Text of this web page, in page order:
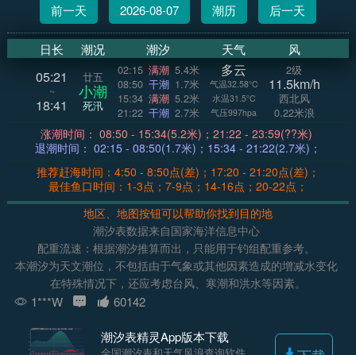
前一天 2026-08-07 潮历 后一天
日长 潮况 潮汐 天气 风
05:21
~
18:41
廿五
小潮
死汛
02:15 满潮 5.4米
08:50 干潮 1.7米
15:34 满潮 5.2米
21:22 干潮 2.7米
多云
气温32.58°C
水温31.5°C
气压997hpa
2级
11.5km/h
西北风
0.22米浪
涨潮时间： 08:50 - 15:34(5.2米)；21:22 - 23:59(??米)
退潮时间： 02:15 - 08:50(1.7米)；15:34 - 21:22(2.7米)；
推荐赶海时间：4:50 - 8:50点(差)；17:20 - 21:20点(差)；
最佳鱼口时间：1-3点；7-9点；14-16点；20-22点；
地区、地图按钮可以帮助你找到目的地
潮汐表数据来自国家海洋信息中心
配重流速：根据潮汐推算而出，只能用于钓组配重参考。
本潮汐为天文潮位，不包括由于气象或其他因素造成的增减水变化
在特殊情况下，还应考虑台风、寒潮和洪水等因素。
1***W 60142
潮汐表精灵App版本下载